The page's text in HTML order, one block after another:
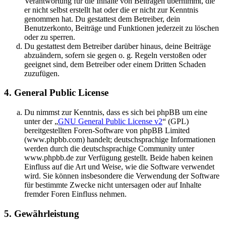
er nicht selbst erstellt hat oder die er nicht zur Kenntnis
genommen hat. Du gestattest dem Betreiber, dein
Benutzerkonto, Beiträge und Funktionen jederzeit zu löschen
oder zu sperren.
Du gestattest dem Betreiber darüber hinaus, deine Beiträge
abzuändern, sofern sie gegen o. g. Regeln verstoßen oder
geeignet sind, dem Betreiber oder einem Dritten Schaden
zuzufügen.
4. General Public License
Du nimmst zur Kenntnis, dass es sich bei phpBB um eine
unter der „GNU General Public License v2“ (GPL)
bereitgestellten Foren-Software von phpBB Limited
(www.phpbb.com) handelt; deutschsprachige Informationen
werden durch die deutschsprachige Community unter
www.phpbb.de zur Verfügung gestellt. Beide haben keinen
Einfluss auf die Art und Weise, wie die Software verwendet
wird. Sie können insbesondere die Verwendung der Software
für bestimmte Zwecke nicht untersagen oder auf Inhalte
fremder Foren Einfluss nehmen.
5. Gewährleistung